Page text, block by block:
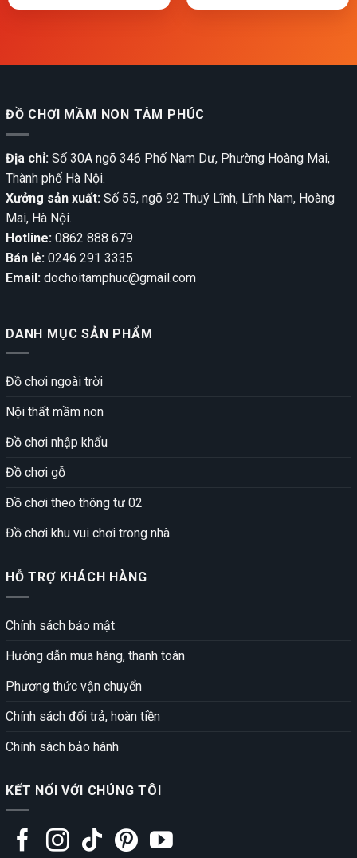
ĐỒ CHƠI MẦM NON TÂM PHÚC
Địa chỉ: Số 30A ngõ 346 Phố Nam Dư, Phường Hoàng Mai,
Thành phố Hà Nội.
Xưởng sản xuất: Số 55, ngõ 92 Thuý Lĩnh, Lĩnh Nam, Hoàng
Mai, Hà Nội.
Hotline: 0862 888 679
Bán lẻ: 0246 291 3335
Email: dochoitamphuc@gmail.com
DANH MỤC SẢN PHẨM
Đồ chơi ngoài trời
Nội thất mầm non
Đồ chơi nhập khẩu
Đồ chơi gỗ
Đồ chơi theo thông tư 02
Đồ chơi khu vui chơi trong nhà
HỖ TRỢ KHÁCH HÀNG
Chính sách bảo mật
Hướng dẫn mua hàng, thanh toán
Phương thức vận chuyển
Chính sách đổi trả, hoàn tiền
Chính sách bảo hành
KẾT NỐI VỚI CHÚNG TÔI